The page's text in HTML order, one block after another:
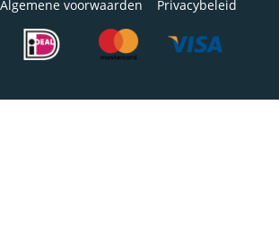
Algemene voorwaarden Privacybeleid